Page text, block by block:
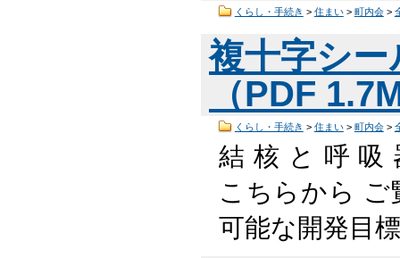
くらし・手続き > 住まい> 町内会>
複十字シ
（PDF
くらし・手続き > 住まい> 町内会>
結 核 と 呼 吸
こちらから ご
可能な開発目